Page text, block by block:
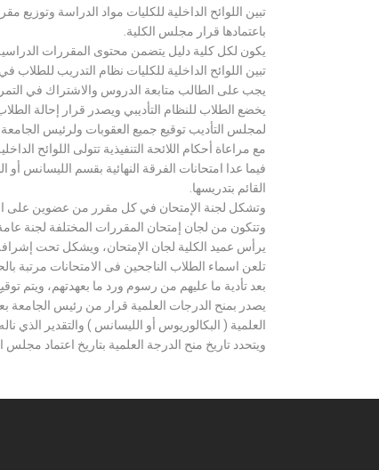
تبين اللوائح الداخلية للكليات مواد الدراسة
باعتمادها قرار مجلس الكلية.
يكون لكل كلية دليل يتضمن محتوى المقررات
تبين اللوائح الداخلية للكليات نظام التدريب للطلاب
يجب على الطالب متابعة الدروس والاشتراك في
يخضع الطلاب للنظام التأديبي ويصدر قرار إحالة
لمجلس التأديب توقيع جميع العقوبات ولرئيس الجامعة
مع مراعاة أحكام اللائحة التنفيذية تتولى اللوائح
فيما عدا امتحانات الفرقة النهائية بقسم الليسانس
القائم بتدريسها.
وتشكل لجنة الإمتحان في كل مقرر من عضوين على
وتتكون من لجان إمتحان المقررات المختلفة لجنة
يرأس عميد الكلية لجان الإمتحان، ويشكل تحت إشرافه
تلعن اسماء الطلاب الناجحين فى الامتحانات مرتبة
بعد تأدية ما عليهم من رسوم ورد ما بعهدتهم، ويتم
يصدر بمنح الدرجات العلمية قرار من رئيس الجامعة
العلمية ( البكالوريوس أو الليسانس ) والتقدير الذي ناله.
ويتحدد تاريخ منح الدرجة العلمية بتاريخ اعتماد مجلس